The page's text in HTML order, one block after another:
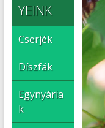
YEINK
Cserjék
Díszfák
Egynyária
k